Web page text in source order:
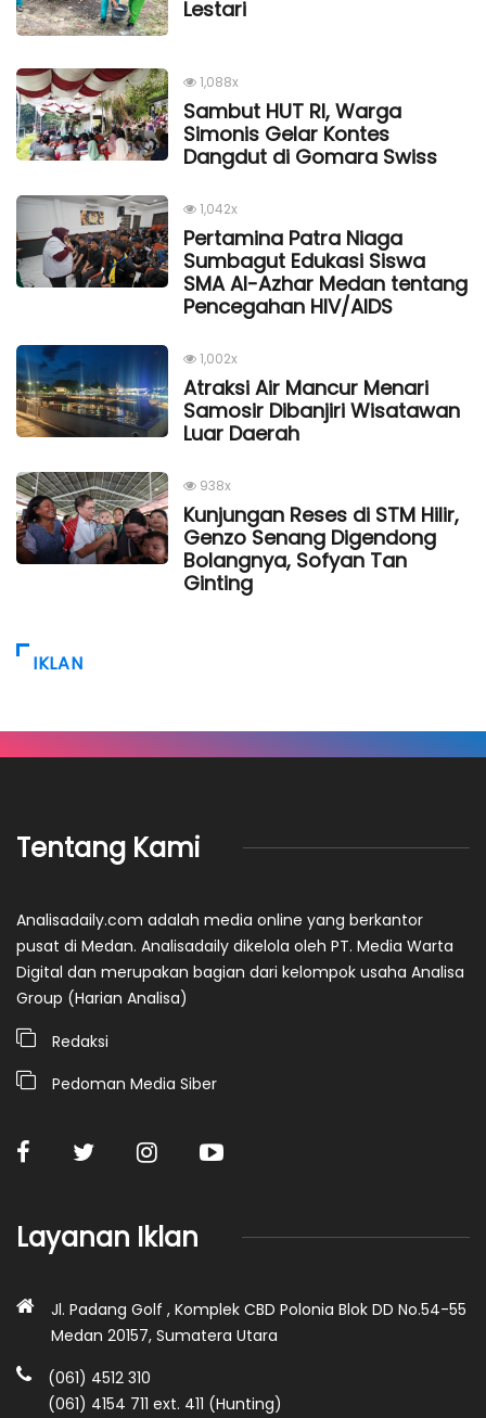
Lestari
1,088x
Sambut HUT RI, Warga
Simonis Gelar Kontes
Dangdut di Gomara Swiss
1,042x
Pertamina Patra Niaga
Sumbagut Edukasi Siswa
SMA Al-Azhar Medan tentang
Pencegahan HIV/AIDS
1,002x
Atraksi Air Mancur Menari
Samosir Dibanjiri Wisatawan
Luar Daerah
938x
Kunjungan Reses di STM Hilir,
Genzo Senang Digendong
Bolangnya, Sofyan Tan
Ginting
IKLAN
Tentang Kami
Analisadaily.com adalah media online yang berkantor
pusat di Medan. Analisadaily dikelola oleh PT. Media Warta
Digital dan merupakan bagian dari kelompok usaha Analisa
Group (Harian Analisa)
Redaksi
Pedoman Media Siber
Layanan Iklan
Jl. Padang Golf , Komplek CBD Polonia Blok DD No.54-55
Medan 20157, Sumatera Utara
(061) 4512 310
(061) 4154 711 ext. 411 (Hunting)